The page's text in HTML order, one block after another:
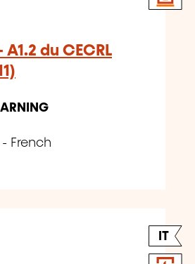
A1.2 du CECRL
- French
IT